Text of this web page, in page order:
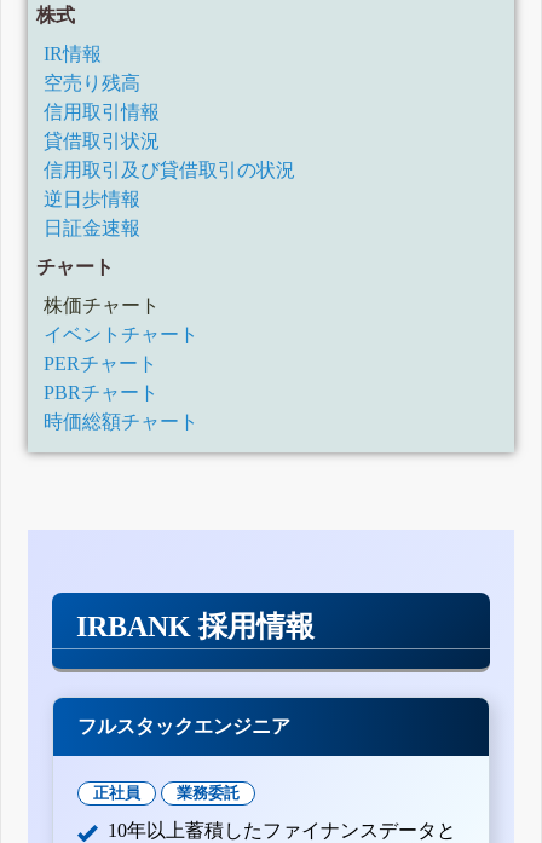
株式
IR情報
空売り残高
信用取引情報
貸借取引状況
信用取引及び貸借取引の状況
逆日歩情報
日証金速報
チャート
株価チャート
イベントチャート
PERチャート
PBRチャート
時価総額チャート
IRBANK 採用情報
フルスタックエンジニア
正社員 業務委託
10年以上蓄積したファイナンスデータと